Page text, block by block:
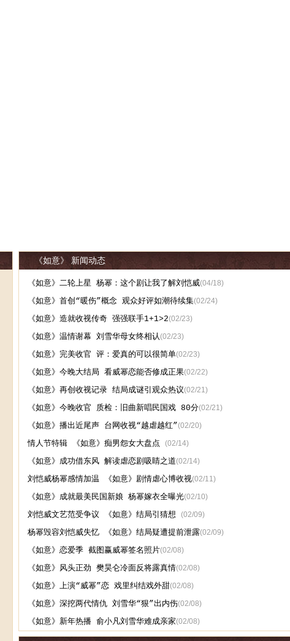
《如意》 新闻动态
《如意》二轮上星 杨幂：这个剧让我了解刘恺威(04/18)
《如意》首创“暖伤”概念 观众好评如潮待续集(02/24)
《如意》造就收视传奇 强强联手1+1>2(02/23)
《如意》温情谢幕 刘雪华母女终相认(02/23)
《如意》完美收官 评：爱真的可以很简单(02/23)
《如意》今晚大结局 看威幂恋能否修成正果(02/22)
《如意》再创收视记录 结局成谜引观众热议(02/21)
《如意》今晚收官 质检：旧曲新唱民国戏 80分(02/21)
《如意》播出近尾声 台网收视“越虐越红”(02/20)
情人节特辑 《如意》痴男怨女大盘点 (02/14)
《如意》成功借东风 解读虐恋剧吸睛之道(02/14)
刘恺威杨幂感情加温 《如意》剧情虐心博收视(02/11)
《如意》成就最美民国新娘 杨幂嫁衣全曝光(02/10)
刘恺威文艺范受争议 《如意》结局引猜想 (02/09)
杨幂毁容刘恺威失忆 《如意》结局疑遭提前泄露(02/09)
《如意》恋爱季 截图赢威幂签名照片(02/08)
《如意》风头正劲 樊昊仑冷面反将露真情(02/08)
《如意》上演“威幂”恋 戏里纠结戏外甜(02/08)
《如意》深挖两代情仇 刘雪华“狠”出内伤(02/08)
《如意》新年热播 俞小凡刘雪华难成亲家(02/08)